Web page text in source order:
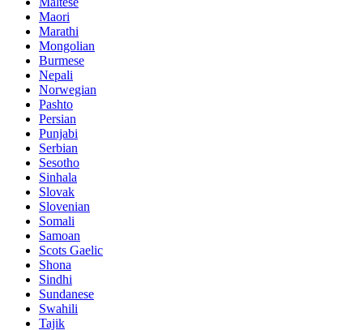
Maori
Marathi
Mongolian
Burmese
Nepali
Norwegian
Pashto
Persian
Punjabi
Serbian
Sesotho
Sinhala
Slovak
Slovenian
Somali
Samoan
Scots Gaelic
Shona
Sindhi
Sundanese
Swahili
Tajik